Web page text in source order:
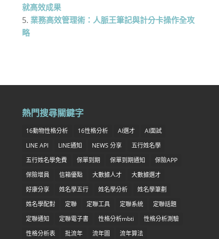
就高效成果
業務高效管理術：人脈王筆記與計分卡操作全攻
略
熱門搜尋關鍵字
16動物性格分析 16性格分析 AI選才
AI面試
LINE API
LINE通知 NEWS 分享
五行姓名學
五行姓名學免費
保單到期 保單到期通知
保險APP
保險增員
信箱優點 大數據人才
大數據選才
好康分享
姓名學五行 姓名學分析
姓名學筆劃
姓名學配對
定聯 定聯工具 定聯系統
定聯話題
定聯通知
定聯電子書 性格分析mbti
性格分析測驗
性格分析表
批流年 流年圖
流年算法